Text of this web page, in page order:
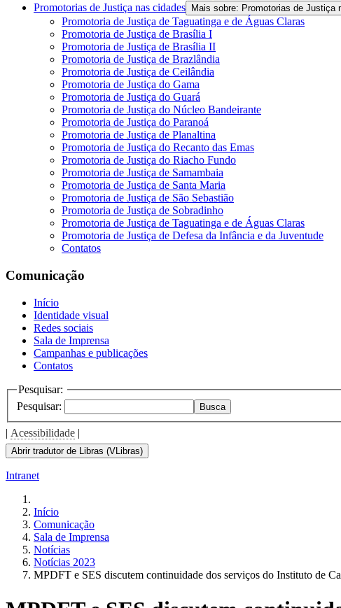
Promotorias de Justiça nas cidades
Mais sobre: Promotorias de Justiça
Promotoria de Justiça de Taguatinga e de Águas Claras
Promotoria de Justiça de Brasília I
Promotoria de Justiça de Brasília II
Promotoria de Justiça de Brazlândia
Promotoria de Justiça de Ceilândia
Promotoria de Justiça do Gama
Promotoria de Justiça do Guará
Promotoria de Justiça do Núcleo Bandeirante
Promotoria de Justiça do Paranoá
Promotoria de Justiça de Planaltina
Promotoria de Justiça do Recanto das Emas
Promotoria de Justiça do Riacho Fundo
Promotoria de Justiça de Samambaia
Promotoria de Justiça de Santa Maria
Promotoria de Justiça de São Sebastião
Promotoria de Justiça de Sobradinho
Promotoria de Justiça de Taguatinga e de Águas Claras
Promotoria de Justiça de Defesa da Infância e da Juventude
Contatos
Comunicação
Início
Identidade visual
Redes sociais
Sala de Imprensa
Campanhas e publicações
Contatos
Pesquisar:
Pesquisar:
Busca
| Acessibilidade |
Abrir tradutor de Libras (VLibras)
Intranet
Início
Comunicação
Sala de Imprensa
Notícias
Notícias 2023
MPDFT e SES discutem continuidade dos serviços do Instituto de